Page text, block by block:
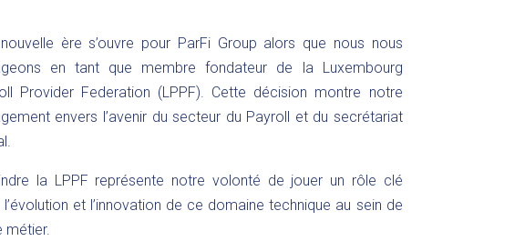
ère s’ouvre pour ParFi Group alors que nous nous
en tant que membre fondateur de la Luxembourg
Provider Federation (LPPF). Cette décision montre notre
envers l’avenir du secteur du Payroll et du secrétariat
la LPPF représente notre volonté de jouer un rôle clé
l’évolution et l’innovation de ce domaine technique au sein de
métier.